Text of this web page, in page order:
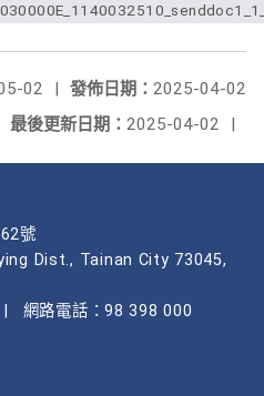
發佈日期： 2025-04-02
02
|
最後更新日期： 2025-04-02 |
號
Dist., Tainan City 73045,
網路電話：98 398 000